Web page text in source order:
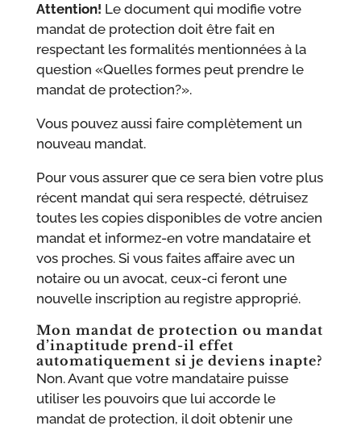
Attention! Le document qui modifie votre
mandat de protection doit être fait en
respectant les formalités mentionnées à la
question «Quelles formes peut prendre le
mandat de protection?».
Vous pouvez aussi faire complètement un
nouveau mandat.
Pour vous assurer que ce sera bien votre plus
récent mandat qui sera respecté, détruisez
toutes les copies disponibles de votre ancien
mandat et informez-en votre mandataire et
vos proches. Si vous faites affaire avec un
notaire ou un avocat, ceux-ci feront une
nouvelle inscription au registre approprié.
Mon mandat de protection ou mandat
d’inaptitude prend-il effet
automatiquement si je deviens inapte?
Non. Avant que votre mandataire puisse
utiliser les pouvoirs que lui accorde le
mandat de protection, il doit obtenir une